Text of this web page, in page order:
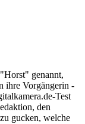
genannt,
ihre Vorgängerin -
Test
den
gucken, welche